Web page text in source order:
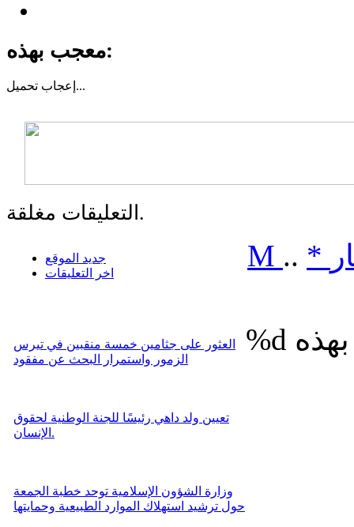
معجب بهذه:
إعجاب تحميل...
التعليقات مغلقة.
جديد الموقع
اخر التعليقات
العثور على جثامين خمسة منقبين في تيرس
الزمور واستمرار البحث عن مفقود
تعيين ولد داهي رئيسًا للجنة الوطنية لحقوق
الإنسان.
وزارة الشؤون الإسلامية توحد خطبة الجمعة
حول ترشيد استهلاك الموارد الطبيعية وحمايتها
M .. *
%d